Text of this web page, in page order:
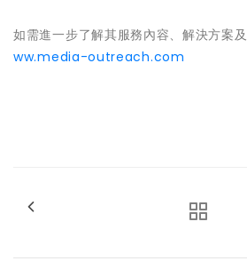
如需進一步了解其服務內容、解決方案
ww.media-outreach.com